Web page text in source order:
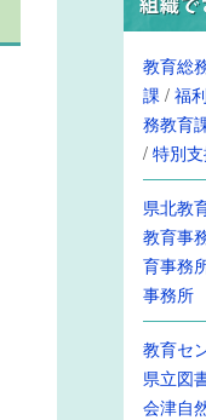
教育総
課 /福
務教育
/特別
県北教
教育事
育事務
事務所
教育セ
県立図
会津自